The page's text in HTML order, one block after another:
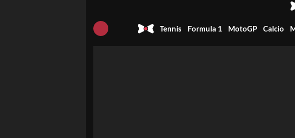
Tennis Formula 1 MotoGP Calcio